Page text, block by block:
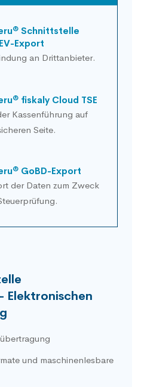
®Schnittstelle
Export
an Drittanbieter.
®fiskaly Cloud TSE
Kassenführung auf
Seite.
®GoBD-Export
der Daten zum Zweck
Elektronischen
und maschinenlesbare